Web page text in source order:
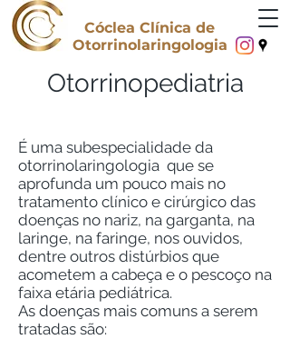
Cóclea Clínica de
Otorrinolaringologia
Otorrinopediatria
É uma subespecialidade da
otorrinolaringologia que se
aprofunda um pouco mais no
tratamento clínico e cirúrgico das
doenças no nariz, na garganta, na
laringe, na faringe, nos ouvidos,
dentre outros distúrbios que
acometem a cabeça e o pescoço na
faixa etária pediátrica.
As doenças mais comuns a serem
tratadas são: